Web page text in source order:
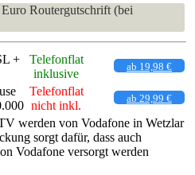
Routergutschrift (bei
+
Telefonflat
inklusive
ab 19,98 €
Telefonflat
nicht inkl.
ab 29,99 €
werden von Vodafone in Wetzlar
sorgt dafür, dass auch
Vodafone versorgt werden